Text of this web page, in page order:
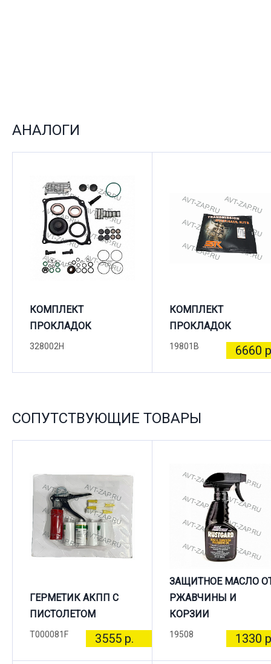
АНАЛОГИ
КОМПЛЕКТ
ПРОКЛАДОК
328002H
КОМПЛЕКТ
ПРОКЛАДОК
19801B 6660
СОПУТСТВУЮЩИЕ ТОВАРЫ
ГЕРМЕТИК АКПП С
ПИСТОЛЕТОМ
T000081F 3555 р.
ЗАЩИТНОЕ МАСЛО
РЖАВЧИНЫ И
КОРЗИИ
19508 1330